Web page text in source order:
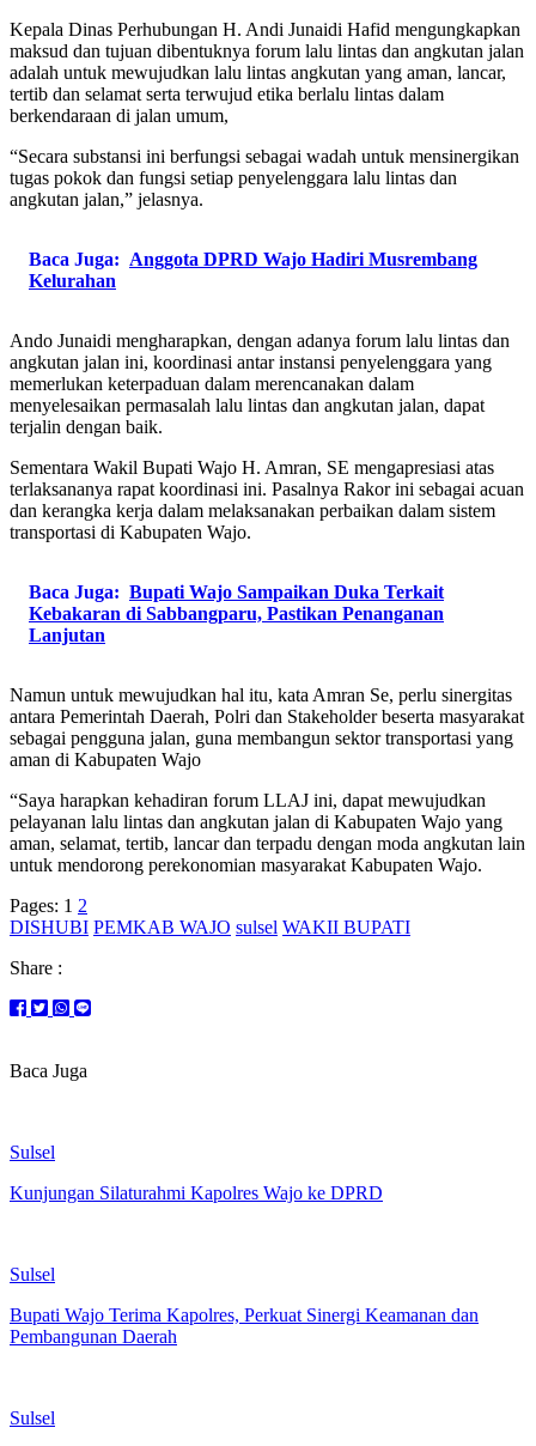
Kepala Dinas Perhubungan H. Andi Junaidi Hafid mengungkapkan
maksud dan tujuan dibentuknya forum lalu lintas dan angkutan jalan
adalah untuk mewujudkan lalu lintas angkutan yang aman, lancar,
tertib dan selamat serta terwujud etika berlalu lintas dalam
berkendaraan di jalan umum,
“Secara substansi ini berfungsi sebagai wadah untuk mensinergikan
tugas pokok dan fungsi setiap penyelenggara lalu lintas dan
angkutan jalan,” jelasnya.
Baca Juga: Anggota DPRD Wajo Hadiri Musrembang
Kelurahan
Ando Junaidi mengharapkan, dengan adanya forum lalu lintas dan
angkutan jalan ini, koordinasi antar instansi penyelenggara yang
memerlukan keterpaduan dalam merencanakan dalam
menyelesaikan permasalah lalu lintas dan angkutan jalan, dapat
terjalin dengan baik.
Sementara Wakil Bupati Wajo H. Amran, SE mengapresiasi atas
terlaksananya rapat koordinasi ini. Pasalnya Rakor ini sebagai acuan
dan kerangka kerja dalam melaksanakan perbaikan dalam sistem
transportasi di Kabupaten Wajo.
Baca Juga: Bupati Wajo Sampaikan Duka Terkait
Kebakaran di Sabbangparu, Pastikan Penanganan
Lanjutan
Namun untuk mewujudkan hal itu, kata Amran Se, perlu sinergitas
antara Pemerintah Daerah, Polri dan Stakeholder beserta masyarakat
sebagai pengguna jalan, guna membangun sektor transportasi yang
aman di Kabupaten Wajo
“Saya harapkan kehadiran forum LLAJ ini, dapat mewujudkan
pelayanan lalu lintas dan angkutan jalan di Kabupaten Wajo yang
aman, selamat, tertib, lancar dan terpadu dengan moda angkutan lain
untuk mendorong perekonomian masyarakat Kabupaten Wajo.
Pages: 1 2
DISHUBI PEMKAB WAJO sulsel WAKII BUPATI
Share :
Baca Juga
Sulsel
Kunjungan Silaturahmi Kapolres Wajo ke DPRD
Sulsel
Bupati Wajo Terima Kapolres, Perkuat Sinergi Keamanan dan
Pembangunan Daerah
Sulsel